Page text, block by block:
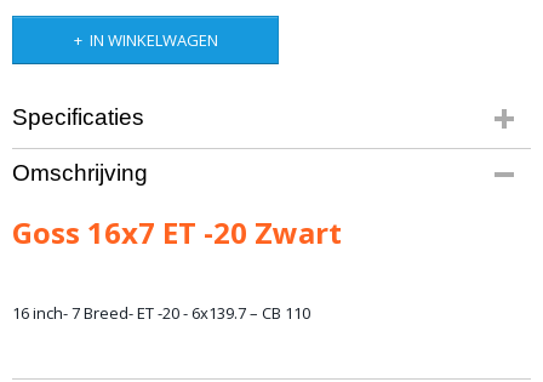
IN WINKELWAGEN
Specificaties
Bruto gewicht
16,00 Kg
Omschrijving
Goss 16x7 ET -20 Zwart
16 inch- 7 Breed- ET -20 - 6x139.7 – CB 110